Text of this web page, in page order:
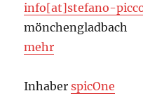
info[at]stefano-
mönchengladbach
mehr
InhaberspicOne